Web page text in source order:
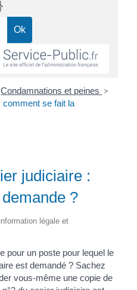
Condamnations et peines >
comment se fait la
judiciaire :
?
légale et
pour un poste pour lequel le
est demandé ? Sachez
vous-même une copie de